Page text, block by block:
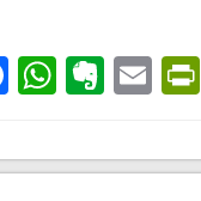
Facebook